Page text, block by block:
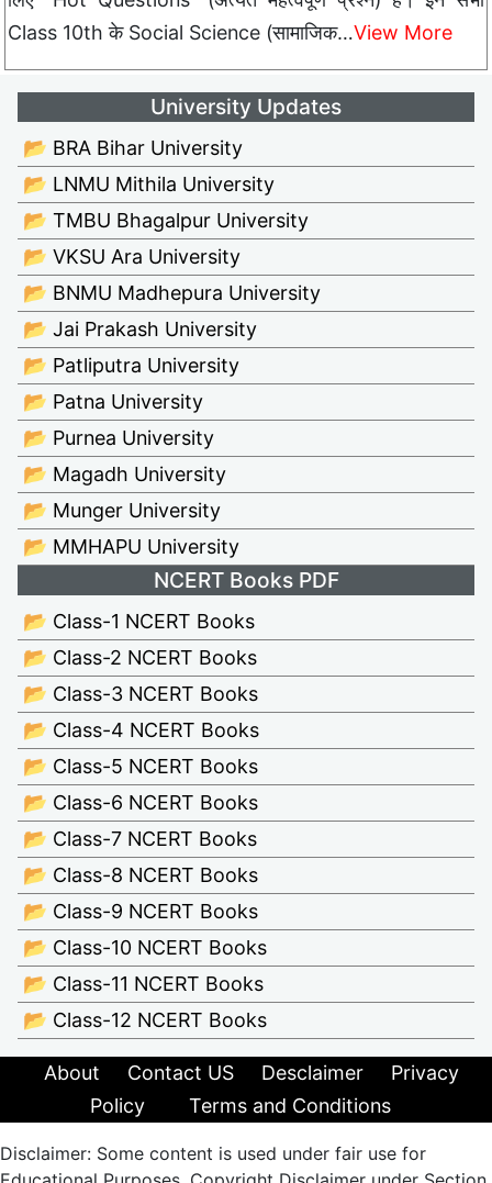
Class 10th के Social Science (सामाजिक…View More
University Updates
📂 BRA Bihar University
📂 LNMU Mithila University
📂 TMBU Bhagalpur University
📂 VKSU Ara University
📂 BNMU Madhepura University
📂 Jai Prakash University
📂 Patliputra University
📂 Patna University
📂 Purnea University
📂 Magadh University
📂 Munger University
📂 MMHAPU University
NCERT Books PDF
📂 Class-1 NCERT Books
📂 Class-2 NCERT Books
📂 Class-3 NCERT Books
📂 Class-4 NCERT Books
📂 Class-5 NCERT Books
📂 Class-6 NCERT Books
📂 Class-7 NCERT Books
📂 Class-8 NCERT Books
📂 Class-9 NCERT Books
📂 Class-10 NCERT Books
📂 Class-11 NCERT Books
📂 Class-12 NCERT Books
About Contact US Desclaimer
Privacy
Policy
Terms and Conditions
Disclaimer: Some content is used under fair use for